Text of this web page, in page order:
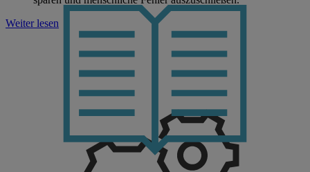
Weiter lesen